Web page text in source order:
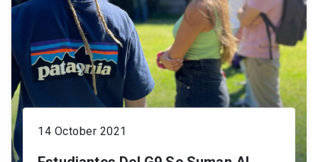
14 October 2021